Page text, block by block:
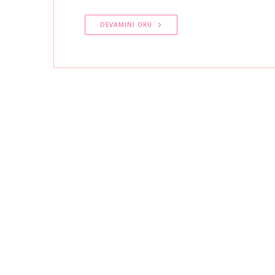
DEVAMINI OKU